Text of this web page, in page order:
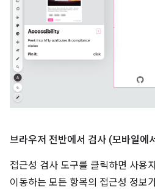
브라우저 전반에서 검사 (모바일에
접근성 검사 도구를 클릭하면 사용
이동하는 모든 항목의 접근성 정보